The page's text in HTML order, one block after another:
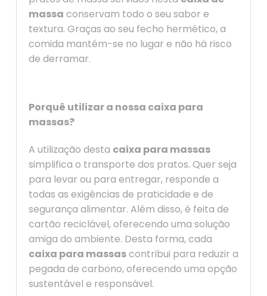
massa conservam todo o seu sabor e
textura. Graças ao seu fecho hermético, a
comida mantém-se no lugar e não há risco
de derramar.
Porquê utilizar a nossa caixa para
massas?
A utilização desta caixa para massas
simplifica o transporte dos pratos. Quer seja
para levar ou para entregar, responde a
todas as exigências de praticidade e de
segurança alimentar. Além disso, é feita de
cartão reciclável, oferecendo uma solução
amiga do ambiente. Desta forma, cada
caixa para massascontribui para reduzir a
pegada de carbono, oferecendo uma opção
sustentável e responsável.